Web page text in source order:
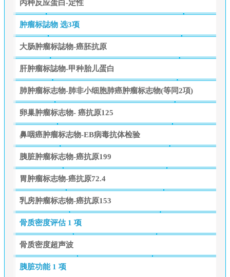
丙种反应蛋白-定性
肿瘤标誌物 选3项
大肠肿瘤标誌物-癌胚抗原
肝肿瘤标誌物-甲种胎儿蛋白
肺肿瘤标志物-肺非小细胞肺癌肿瘤标志物(等同2項)
卵巢肿瘤标志物- 癌抗原125
鼻咽癌肿瘤标志物-EB病毒抗体检验
胰脏肿瘤标志物-癌抗原199
胃肿瘤标志物-癌抗原72.4
乳房肿瘤标志物-癌抗原153
骨质密度评估 1 项
骨质密度超声波
胰脏功能 1 项